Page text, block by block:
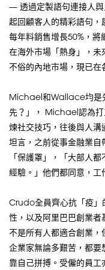
— 透過定製語句連接人
起回顧客人的精彩語句，
每年料銷售增長50%，
在海外市場「熱身」，
不俗的內地市場，現已在
Michael和Wallace均是
先？」， Michael認為
煉社交技巧，往後與人
坦言，之前從事金融業
「保護罩」，「大部人
經驗。」他們都同意，工
Crudo全員齊心抗「疫」
性，以及阿里巴巴創業
不是所有人都適合創業
企業家無論多艱苦，都
靠自己拼搏。受僱的員